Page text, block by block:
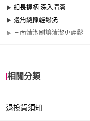
細長握柄 深入清潔
邊角縫隙輕鬆洗
三面清潔刷讓清潔更輕鬆
適用於
相關分類
退換貨須知